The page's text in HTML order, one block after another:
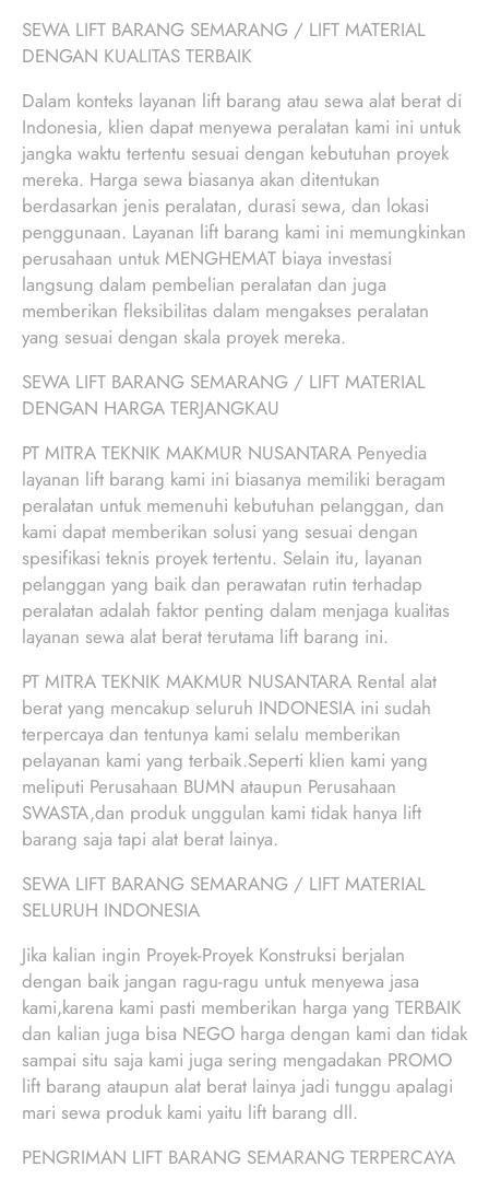
SEWA LIFT BARANG SEMARANG / LIFT MATERIAL
DENGAN KUALITAS TERBAIK
Dalam konteks layanan lift barang atau sewa alat berat di
Indonesia, klien dapat menyewa peralatan kami ini untuk
jangka waktu tertentu sesuai dengan kebutuhan proyek
mereka. Harga sewa biasanya akan ditentukan
berdasarkan jenis peralatan, durasi sewa, dan lokasi
penggunaan. Layanan lift barang kami ini memungkinkan
perusahaan untuk MENGHEMAT biaya investasi
langsung dalam pembelian peralatan dan juga
memberikan fleksibilitas dalam mengakses peralatan
yang sesuai dengan skala proyek mereka.
SEWA LIFT BARANG SEMARANG / LIFT MATERIAL
DENGAN HARGA TERJANGKAU
PT MITRA TEKNIK MAKMUR NUSANTARA Penyedia
layanan lift barang kami ini biasanya memiliki beragam
peralatan untuk memenuhi kebutuhan pelanggan, dan
kami dapat memberikan solusi yang sesuai dengan
spesifikasi teknis proyek tertentu. Selain itu, layanan
pelanggan yang baik dan perawatan rutin terhadap
peralatan adalah faktor penting dalam menjaga kualitas
layanan sewa alat berat terutama lift barang ini.
PT MITRA TEKNIK MAKMUR NUSANTARA Rental alat
berat yang mencakup seluruh INDONESIA ini sudah
terpercaya dan tentunya kami selalu memberikan
pelayanan kami yang terbaik.Seperti klien kami yang
meliputi Perusahaan BUMN ataupun Perusahaan
SWASTA,dan produk unggulan kami tidak hanya lift
barang saja tapi alat berat lainya.
SEWA LIFT BARANG SEMARANG / LIFT MATERIAL
SELURUH INDONESIA
Jika kalian ingin Proyek-Proyek Konstruksi berjalan
dengan baik jangan ragu-ragu untuk menyewa jasa
kami,karena kami pasti memberikan harga yang TERBAIK
dan kalian juga bisa NEGO harga dengan kami dan tidak
sampai situ saja kami juga sering mengadakan PROMO
lift barang ataupun alat berat lainya jadi tunggu apalagi
mari sewa produk kami yaitu lift barang dll.
PENGRIMAN LIFT BARANG SEMARANG TERPERCAYA